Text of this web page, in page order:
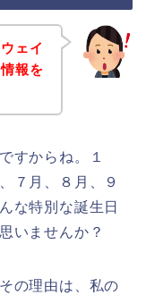
ェイ
報を
すからね。１
７月、８月、９
な特別な誕生日
いませんか？
の理由は、私の